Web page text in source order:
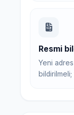
Resmi
Yeni